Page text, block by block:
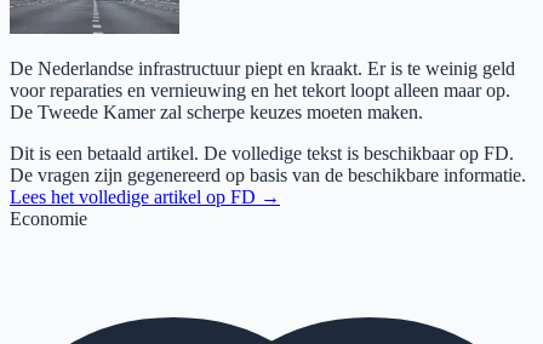
De Nederlandse infrastructuur piept en kraakt. Er is te weinig geld
voor reparaties en vernieuwing en het tekort loopt alleen maar op.
De Tweede Kamer zal scherpe keuzes moeten maken.
Dit is een betaald artikel. De volledige tekst is beschikbaar op FD.
De vragen zijn gegenereerd op basis van de beschikbare informatie.
Lees het volledige artikel op FD →
Economie